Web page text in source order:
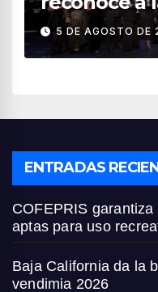
impulsan el
turismo en
5 DE AGOSTO DE
ENTRADAS
COFEPRIS
aptas para uso
Baja California da la
vendimia 2026